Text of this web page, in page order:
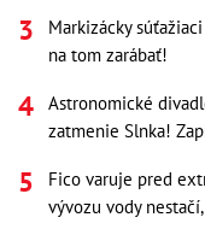
Markizácky
na tom zarábať!
Astronomické
zatmenie Slnka!
Fico varuje pred
vývozu vody